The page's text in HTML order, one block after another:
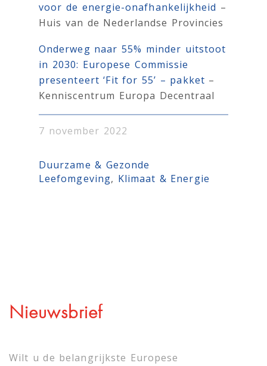
voor de energie-onafhankelijkheid –
Huis van de Nederlandse Provincies
Onderweg naar 55% minder uitstoot
in 2030: Europese Commissie
presenteert ‘Fit for 55’ – pakket –
Kenniscentrum Europa Decentraal
7 november 2022
Duurzame & Gezonde
Leefomgeving, Klimaat & Energie
Nieuwsbrief
Wilt u de belangrijkste Europese